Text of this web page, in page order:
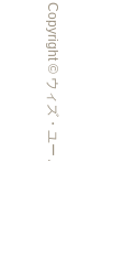
Copyright © ウィズ・ユー All Rights Reserved.